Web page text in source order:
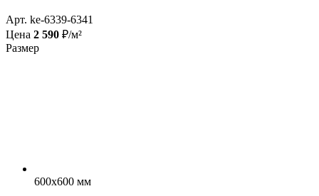
Арт. ke-6339-6341
Цена 2 590 ₽/м²
Размер
600x600 мм